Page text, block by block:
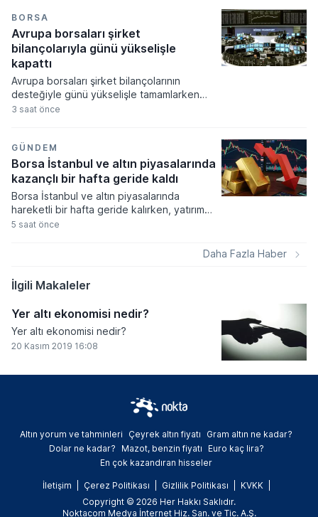
siyasi oluşum, dokuz günlük süreçte
ulaşılan rakamları ve bağışçı sayısını
kamuoyuyla paylaştı.
BORSA
Avrupa borsaları şirket
bilançolarıyla günü yükselişle
kapattı
Avrupa borsaları şirket bilançolarının
desteğiyle günü yükselişle tamamlarken
yatırımcılar ekonomik verilere odaklandı.
piyasalardaki enflasyon endişelerini canlı
tutuyor.
3 saat önce
GÜNDEM
Borsa İstanbul ve altın piyasalarında
kazançlı bir hafta geride kaldı
Borsa İstanbul ve altın piyasalarında
hareketli bir hafta geride kalırken, yatırım
araçlarının büyük çoğunluğu yatırımcısına
çok ilgi gören ve değer kazanan varlıkları
arasında yer aldı.
5 saat önce
Daha Fazla Haber
İlgili Makaleler
Yer altı ekonomisi nedir?
Yer altı ekonomisi nedir?
20 Kasım 2019 16:08
Altın yorum ve tahminleri Çeyrek altın fiyatı
Gram altın ne kadar?
Dolar ne kadar?
Mazot, benzin fiyatı
Euro kaç lira?
En çok kazandıran hisseler
İletişim Çerez Politikası Gizlilik Politikası
KVKK
Copyright © 2026 Her Hakkı Saklıdır.
Noktacom Medya İnternet Hiz. San. ve Tic. A.Ş.